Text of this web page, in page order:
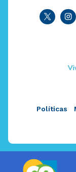
Políticas